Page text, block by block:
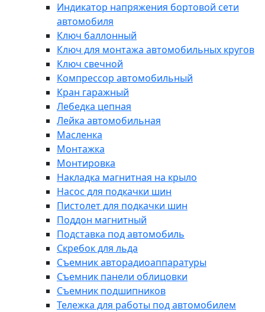
Индикатор напряжения бортовой сети
автомобиля
Ключ баллонный
Ключ для монтажа автомобильных кругов
Ключ свечной
Компрессор автомобильный
Кран гаражный
Лебедка цепная
Лейка автомобильная
Масленка
Монтажка
Монтировка
Накладка магнитная на крыло
Насос для подкачки шин
Пистолет для подкачки шин
Поддон магнитный
Подставка под автомобиль
Скребок для льда
Съемник авторадиоаппаратуры
Съемник панели облицовки
Съемник подшипников
Тележка для работы под автомобилем